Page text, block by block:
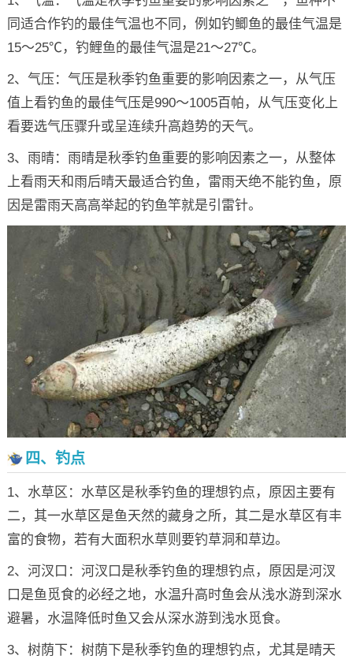
同适合作钓的最佳气温也不同，例如钓鲫鱼的最佳气温是
15～25℃，钓鲤鱼的最佳气温是21～27℃。
2、气压：气压是秋季钓鱼重要的影响因素之一，从气压
值上看钓鱼的最佳气压是990～1005百帕，从气压变化上
看要选气压骤升或呈连续升高趋势的天气。
3、雨晴：雨晴是秋季钓鱼重要的影响因素之一，从整体
上看雨天和雨后晴天最适合钓鱼，雷雨天绝不能钓鱼，原
因是雷雨天高高举起的钓鱼竿就是引雷针。
四、钓点
1、水草区：水草区是秋季钓鱼的理想钓点，原因主要有
二，其一水草区是鱼天然的藏身之所，其二是水草区有丰
富的食物，若有大面积水草则要钓草洞和草边。
2、河汊口：河汊口是秋季钓鱼的理想钓点，原因是河汊
口是鱼觅食的必经之地，水温升高时鱼会从浅水游到深水
避暑，水温降低时鱼又会从深水游到浅水觅食。
3、树荫下：树荫下是秋季钓鱼的理想钓点，尤其是晴天